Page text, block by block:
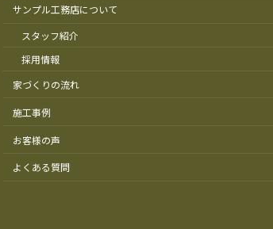
サンプル工務店について
スタッフ紹介
採用情報
家づくりの流れ
施工事例
お客様の声
よくある質問